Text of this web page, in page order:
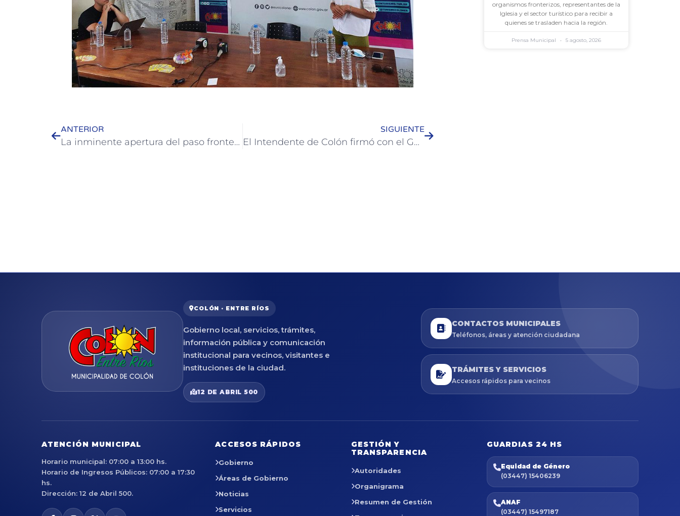
ANTERIOR
La inminente apertura del paso fronterizo y segunda etapa de asfaltado fueron los temas de una reunión que mantuvo José Luis Walser con el Gobernador
SIGUIENTE
El Intendente de Colón firmó con el Gobernador Bordet el convenio por la segunda etapa del asfaltado de Ferrari
organismos fronterizos, representantes de la
Iglesia y el sector turístico para recibir a
quienes se trasladen hacia la región.
Prensa Municipal 5 agosto, 2026
COLÓN · ENTRE RÍOS
Gobierno local, servicios, trámites,
información pública y comunicación
institucional para vecinos, visitantes e
instituciones de la ciudad.
12 DE ABRIL 500
CONTACTOS MUNICIPALES
Teléfonos, áreas y atención ciudadana
TRÁMITES Y SERVICIOS
Accesos rápidos para vecinos
ATENCIÓN MUNICIPAL
Horario municipal: 07:00 a 13:00 hs.
Horario de Ingresos Públicos: 07:00 a 17:30
hs.
Dirección: 12 de Abril 500.
ACCESOS RÁPIDOS
Gobierno
Áreas de Gobierno
Noticias
Servicios
GESTIÓN Y
TRANSPARENCIA
Autoridades
Organigrama
Resumen de Gestión
GUARDIAS 24 HS
Equidad de Género
(03447) 15406239
ANAF
(03447) 15497187